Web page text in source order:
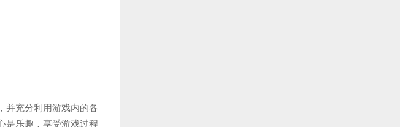
并充分利用游戏内的各
是乐趣，享受游戏过程